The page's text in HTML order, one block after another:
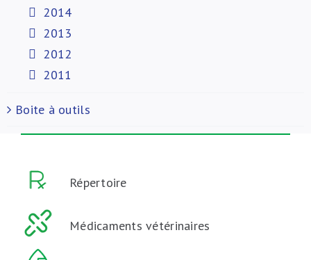
2014
2013
2012
2011
Boite à outils
Répertoire
Médicaments vétérinaires